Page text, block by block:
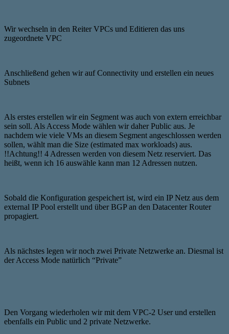
Wir wechseln in den Reiter VPCs und Editieren das uns
zugeordnete VPC
Anschließend gehen wir auf Connectivity und erstellen ein neues
Subnets
Als erstes erstellen wir ein Segment was auch von extern erreichbar
sein soll. Als Access Mode wählen wir daher Public aus. Je
nachdem wie viele VMs an diesem Segment angeschlossen werden
sollen, wählt man die Size (estimated max workloads) aus.
!!Achtung!! 4 Adressen werden von diesem Netz reserviert. Das
heißt, wenn ich 16 auswähle kann man 12 Adressen nutzen.
Sobald die Konfiguration gespeichert ist, wird ein IP Netz aus dem
external IP Pool erstellt und über BGP an den Datacenter Router
propagiert.
Als nächstes legen wir noch zwei Private Netzwerke an. Diesmal ist
der Access Mode natürlich “Private”
Den Vorgang wiederholen wir mit dem VPC-2 User und erstellen
ebenfalls ein Public und 2 private Netzwerke.